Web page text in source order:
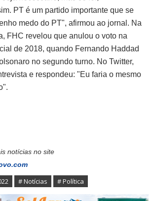
PT é um partido importante que se
medo do PT", afirmou ao jornal. Na
FHC revelou que anulou o voto na
de 2018, quando Fernando Haddad
no segundo turno. No Twitter,
e respondeu: "Eu faria o mesmo
notícias no site
# Notícias # Política